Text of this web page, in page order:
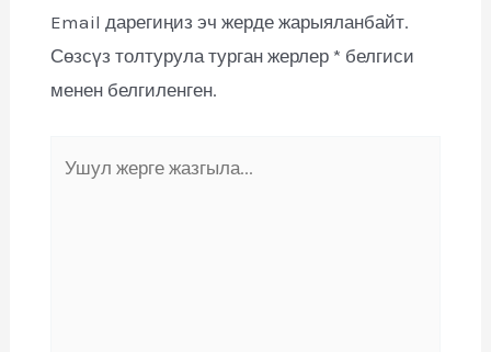
Email дарегиңиз эч жерде жарыяланбайт.
Сөзсүз толтурула турган жерлер * белгиси
менен белгиленген.